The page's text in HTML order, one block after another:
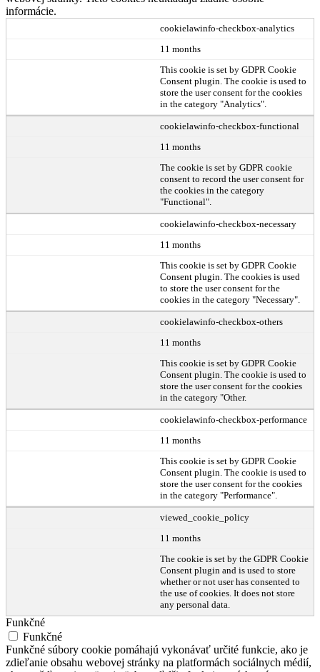
informácie.
cookielawinfo-checkbox-analytics
11 months
This cookie is set by GDPR Cookie
Consent plugin. The cookie is used to
store the user consent for the cookies
in the category "Analytics".
cookielawinfo-checkbox-functional
11 months
The cookie is set by GDPR cookie
consent to record the user consent for
the cookies in the category
"Functional".
cookielawinfo-checkbox-necessary
11 months
This cookie is set by GDPR Cookie
Consent plugin. The cookies is used
to store the user consent for the
cookies in the category "Necessary".
cookielawinfo-checkbox-others
11 months
This cookie is set by GDPR Cookie
Consent plugin. The cookie is used to
store the user consent for the cookies
in the category "Other.
cookielawinfo-checkbox-performance
11 months
This cookie is set by GDPR Cookie
Consent plugin. The cookie is used to
store the user consent for the cookies
in the category "Performance".
viewed_cookie_policy
11 months
The cookie is set by the GDPR Cookie
Consent plugin and is used to store
whether or not user has consented to
the use of cookies. It does not store
any personal data.
Funkčné
Funkčné
Funkčné súbory cookie pomáhajú vykonávať určité funkcie, ako je
zdieľanie obsahu webovej stránky na platformách sociálnych médií,